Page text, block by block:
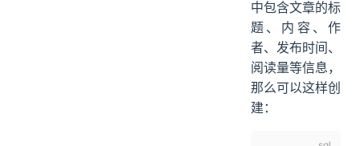
中包含文章的标
题、内容、作
者、发布时间、
阅读量等信息，
那么可以这样创
建：